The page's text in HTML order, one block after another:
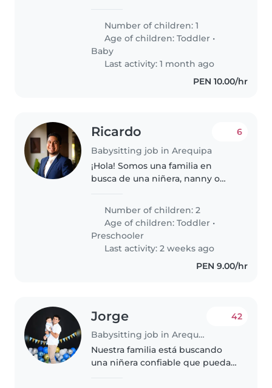
pequeño, un bebé lleno de
energía, inteligente y divertido.
Nos gustaría que la niñera
pudiera venir a..
Number of children: 1
Age of children:Toddler •
Baby
Last activity: 1 month ago
PEN 10.00/hr
Ricardo
Babysitting job in Arequipa
6
¡Hola! Somos una familia en
busca de una niñera, nanny o
preescolar y una niña en edad
de guardería. Nuestros hijos son
muy energéticos,..
Number of children: 2
Age of children:Toddler •
Preschooler
Last activity: 2 weeks ago
PEN 9.00/hr
Jorge
Babysitting job in Arequipa
42
Nuestra familia está buscando
una niñera confiable que pueda